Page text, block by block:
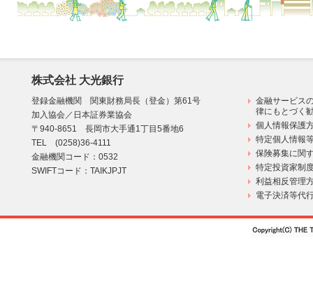
株式会社 大光銀行
登録金融機関 関東財務局長（登金）第61号
加入協会／日本証券業協会
〒940-8651 長岡市大手通1丁目5番地6
TEL (0258)36-4111
金融機関コード：0532
SWIFTコード：TAIKJPJT
金融サービス
律にもとづく
個人情報保護
特定個人情報
保険募集に関
特定投資家制
利益相反管理
電子決済等代